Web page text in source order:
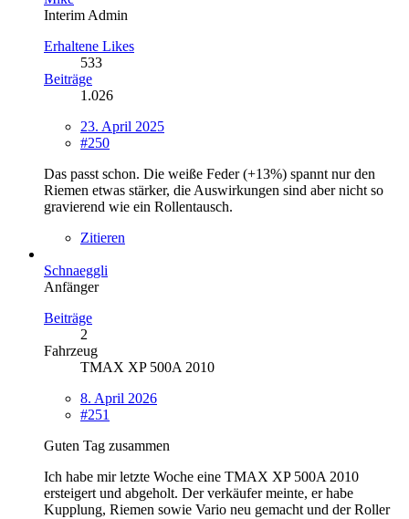
Interim Admin
Erhaltene Likes
533
Beiträge
1.026
23. April 2025
#250
Das passt schon. Die weiße Feder (+13%) spannt nur den
Riemen etwas stärker, die Auswirkungen sind aber nicht so
gravierend wie ein Rollentausch.
Zitieren
Schnaeggli
Anfänger
Beiträge
2
Fahrzeug
TMAX XP 500A 2010
8. April 2026
#251
Guten Tag zusammen
Ich habe mir letzte Woche eine TMAX XP 500A 2010
ersteigert und abgeholt. Der verkäufer meinte, er habe
Kupplung, Riemen sowie Vario neu gemacht und der Roller